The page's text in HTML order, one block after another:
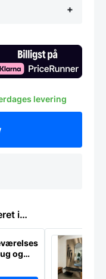
+
levering
i…
og